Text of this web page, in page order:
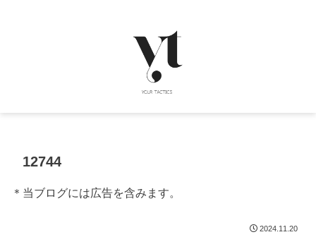
12744
＊当ブログには広告を含みます。
2024.11.20